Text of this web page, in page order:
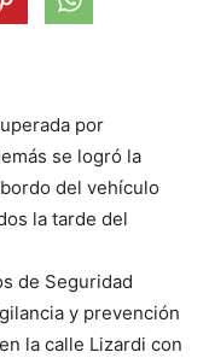
por
se logró la
del vehículo
la tarde del
de Seguridad
y prevención
la calle Lizardi con